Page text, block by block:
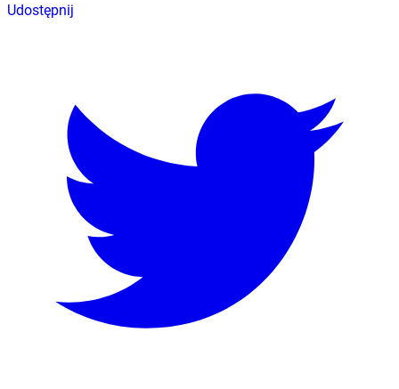
Udostępnij